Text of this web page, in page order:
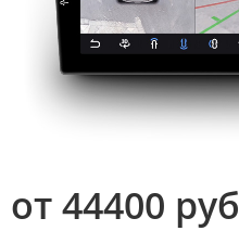
от 44400 руб